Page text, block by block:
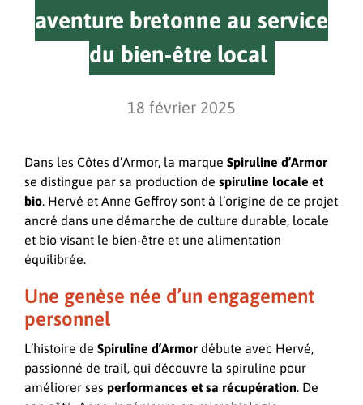
aventure bretonne au service
du bien-être local
18 février 2025
Dans les Côtes d’Armor, la marque Spiruline d’Armor
se distingue par sa production de spiruline locale et
bio. Hervé et Anne Geffroy sont à l’origine de ce projet
ancré dans une démarche de culture durable, locale
et bio visant le bien-être et une alimentation
équilibrée.
Une genèse née d’un engagement
personnel
L’histoire de Spiruline d’Armor débute avec Hervé,
passionné de trail, qui découvre la spiruline pour
améliorer ses performances et sa récupération. De